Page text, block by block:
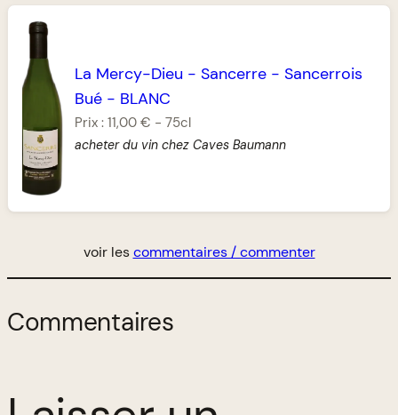
La Mercy-Dieu - Sancerre- Sancerrois
Bué- BLANC
Prix : 11,00 € - 75cl
acheter du vin chez Caves Baumann
voir lescommentaires / commenter
Commentaires